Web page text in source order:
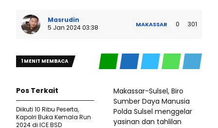
Masrudin
5 Jan 2024 03:38
MAKASSAR 0 301
1 MENIT MEMBACA
Makassar-Sulsel, Biro
Sumber Daya Manusia
Polda Sulsel menggelar
yasinan dan tahlilan
Pos Terkait
Diikuti 10 Ribu Peserta,
Kapolri Buka Kemala Run
2024 di ICE BSD